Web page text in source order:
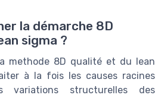
la démarche 8D
sigma ?
methode 8D qualité et du lean
à la fois les causes racines
variations structurelles des